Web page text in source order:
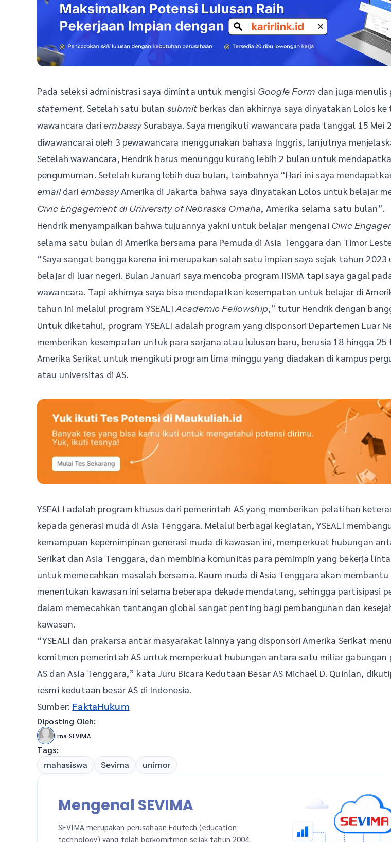
Pada seleksi administrasi saya diminta untuk mengisi Google Form dan juga menulis
statement. Setelah satu bulan submitberkas dan akhirnya saya dinyatakan Lolos ke
wawancara dariembassySurabaya. Saya mengikuti wawancara pada tanggal 15 Mei
diwawancarai oleh 3 pewawancara menggunakan bahasa Inggris, lanjutnya
Setelah wawancara, Hendrik harus menunggu kurang lebih 2 bulan untuk
pengumuman. Setelah kurang lebih dua bulan, tambahnya “Hari ini saya
emaildari embassyAmerika di Jakarta bahwa saya dinyatakan Lolos untuk belajar
Civic Engagement di University of Nebraska Omaha, Amerika selama satu bulan”.
Hendrik menyampaikan bahwa tujuannya yakni untuk belajar mengenai Civic
selama satu bulan di Amerika bersama para Pemuda di Asia Tenggara dan Timor
“Saya sangat bangga karena ini merupakan salah satu impian saya sejak tahun 2023
belajar di luar negeri. Bulan Januari saya mencoba program IISMA tapi saya gagal
wawancara. Tapi akhirnya saya bisa mendapatkan kesempatan untuk belajar di
tahun ini melalui program YSEALI Academic Fellowship,” tutur Hendrik dengan
Untuk diketahui, program YSEALI adalah program yang disponsori Departemen Luar
memberikan kesempatan untuk para sarjana atau lulusan baru, berusia 18 hingga 25
Amerika Serikat untuk mengikuti program lima minggu yang diadakan di kampus
atau universitas di AS.
YSEALI adalah program khusus dari pemerintah AS yang memberikan pelatihan
kepada generasi muda di Asia Tenggara. Melalui berbagai kegiatan, YSEALI
kemampuan kepemimpinan generasi muda di kawasan ini, memperkuat hubungan
Serikat dan Asia Tenggara, dan membina komunitas para pemimpin yang bekerja
untuk memecahkan masalah bersama. Kaum muda di Asia Tenggara akan membantu
menentukan kawasan ini selama beberapa dekade mendatang, sehingga partisipasi
dalam memecahkan tantangan global sangat penting bagi pembangunan dan
kawasan.
“YSEALI dan prakarsa antar masyarakat lainnya yang disponsori Amerika Serikat
komitmen pemerintah AS untuk memperkuat hubungan antara satu miliar gabungan
AS dan Asia Tenggara,” kata Juru Bicara Kedutaan Besar AS Michael D. Quinlan,
resmi kedutaan besar AS di Indonesia.
Sumber: FaktaHukum
Diposting Oleh:
Erna SEVIMA
Tags:
mahasiswa Sevima unimor
Mengenal SEVIMA
SEVIMA merupakan perusahaan Edutech (education
technology) yang telah berkomitmen sejak tahun 2004